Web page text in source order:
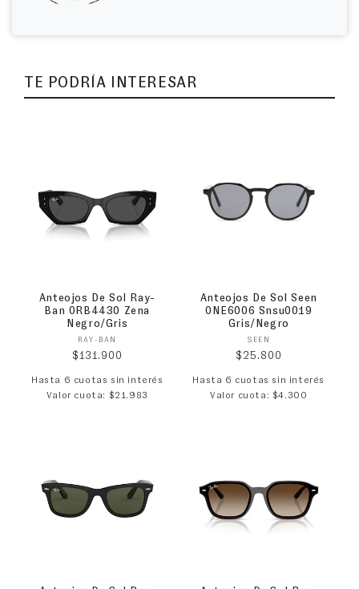
TE PODRÍA INTERESAR
Anteojos De Sol Ray-
Ban 0RB4430 Zena
Negro/Gris
Proveedor:
RAY-BAN
Precio habitual
$131.900
Hasta 6 cuotas sin interés
Valor cuota: $21.983
Anteojos De Sol Seen
0NE6006 Snsu0019
Gris/Negro
Proveedor:
SEEN
Precio habitual
$25.800
Hasta 6 cuotas sin interés
Valor cuota: $4.300